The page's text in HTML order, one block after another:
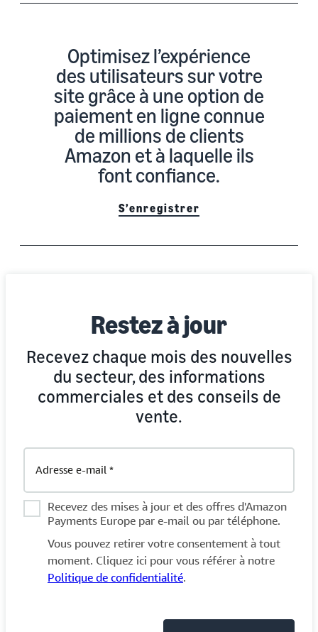
Optimisez l’expérience
des utilisateurs sur votre
site grâce à une option de
paiement en ligne connue
de millions de clients
Amazon et à laquelle ils
font confiance.
S’enregistrer
Restez à jour
Recevez chaque mois des nouvelles
du secteur, des informations
commerciales et des conseils de
vente.